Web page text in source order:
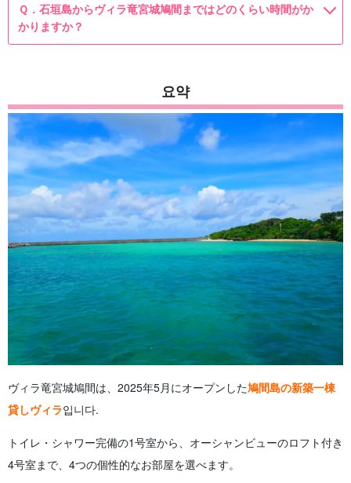
Ｑ．石垣島からヴィラ竜宮城鳩間まではどのくらい時間がか
かりますか？
요약
ヴィラ竜宮城鳩間は、2025年5月にオープンした鳩間島の新築一棟
貸しヴィラ입니다.
トイレ・シャワー完備の1号室から、オーシャンビューのロフト付き
4号室まで、4つの個性的なお部屋を選べます。